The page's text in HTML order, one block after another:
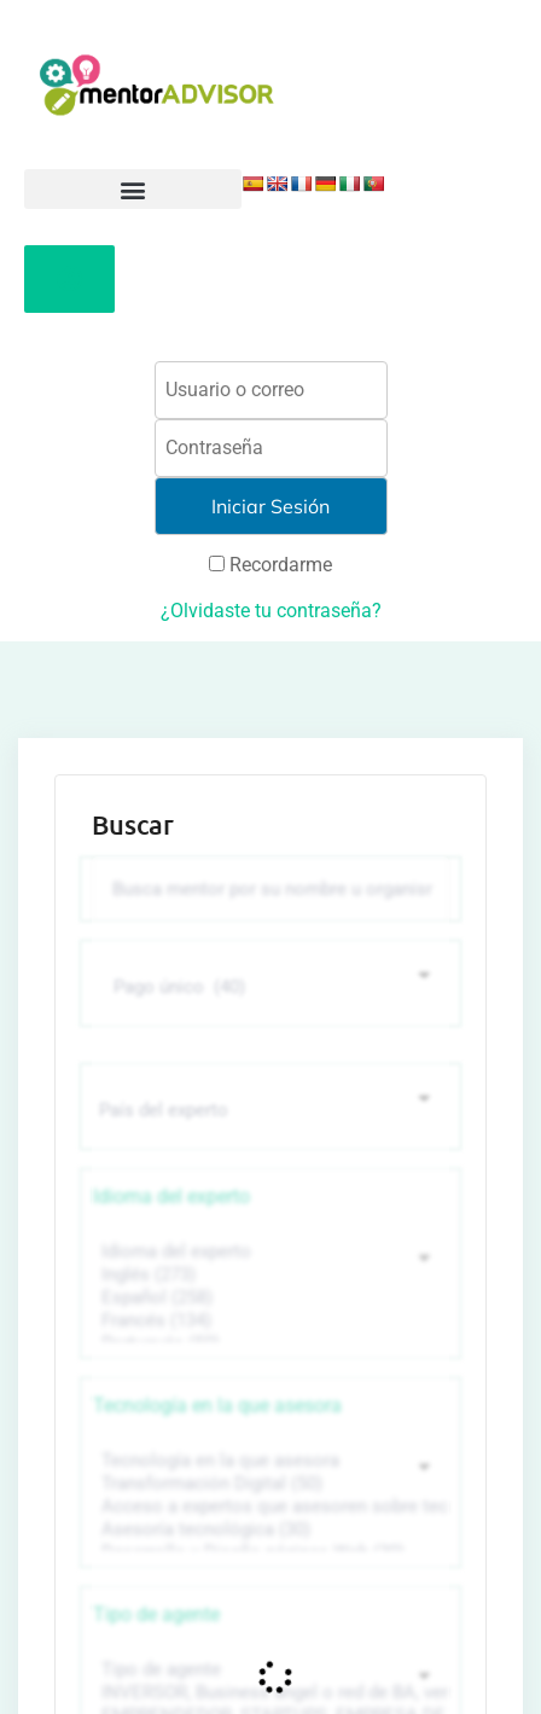
Recordarme
¿Olvidaste tu contraseña?
Buscar
Idioma del experto
Tecnología en la que asesora
Tipo de agente